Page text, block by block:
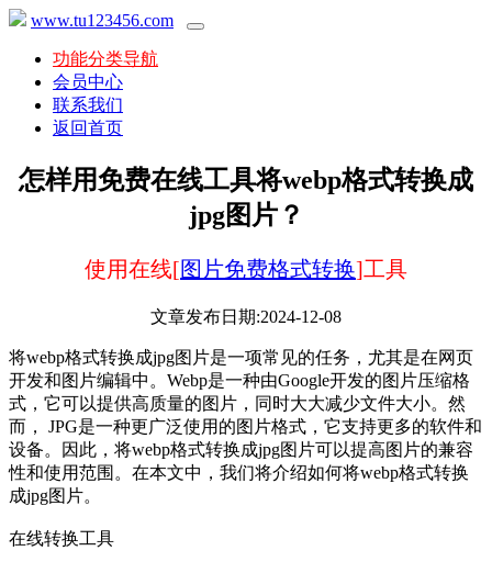
www.tu123456.com
功能分类导航
会员中心
联系我们
返回首页
怎样用免费在线工具将webp格式转换成
jpg图片？
使用在线[图片免费格式转换]工具
文章发布日期:2024-12-08
将webp格式转换成jpg图片是一项常见的任务，尤其是在网页
开发和图片编辑中。Webp是一种由Google开发的图片压缩格
式，它可以提供高质量的图片，同时大大减少文件大小。然
而， JPG是一种更广泛使用的图片格式，它支持更多的软件和
设备。因此，将webp格式转换成jpg图片可以提高图片的兼容
性和使用范围。在本文中，我们将介绍如何将webp格式转换
成jpg图片。
在线转换工具